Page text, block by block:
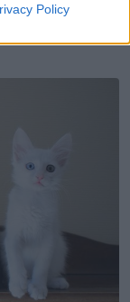
Policy
te meg